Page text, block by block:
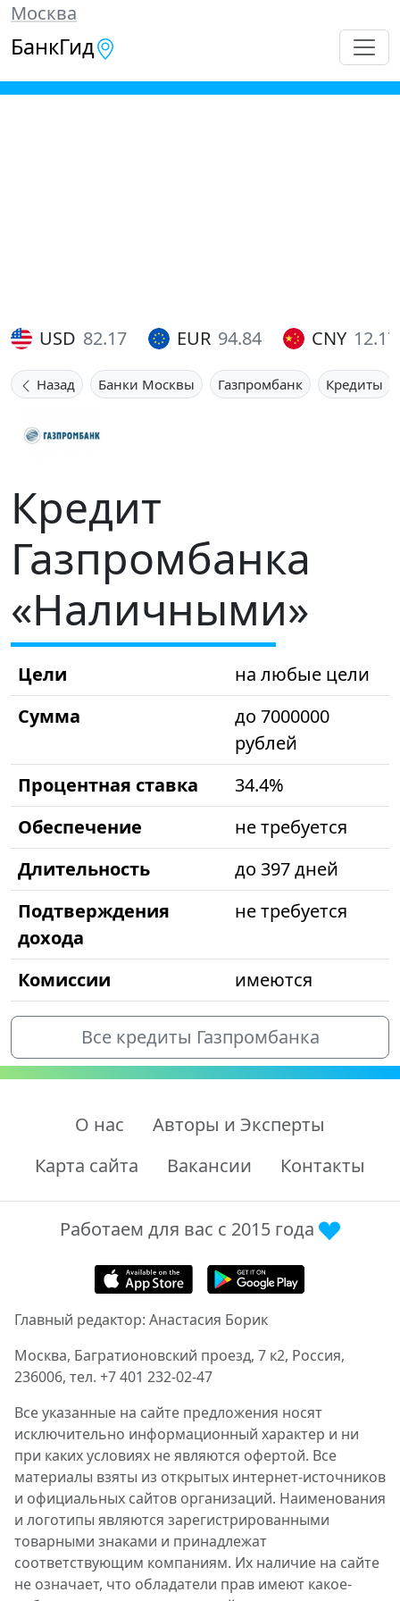
Москва
БанкГид
USD 82.17 EUR 94.84 CNY 12.17
Назад Банки Москвы Газпромбанк Кредиты
Кредит
Газпромбанка
«Наличными»
Цели
на любые цели
Сумма
до 7000000
рублей
Процентная ставка
34.4%
Обеспечение
не требуется
Длительность
до 397 дней
Подтверждения
дохода
не требуется
Комиссии имеются
Все кредиты Газпромбанка
О нас
Авторы и Эксперты
Карта сайта
Вакансии Контакты
Работаем для вас с 2015 года
Главный редактор: Анастасия Борик
Москва, Багратионовский проезд, 7 к2, Россия,
236006, тел. +7 401 232-02-47
Все указанные на сайте предложения носят
исключительно информационный характер и ни
при каких условиях не являются офертой. Все
материалы взяты из открытых интернет-источников
и официальных сайтов организаций. Наименования
и логотипы являются зарегистрированными
товарными знаками и принадлежат
соответствующим компаниям. Их наличие на сайте
не означает, что обладатели прав имеют какое-